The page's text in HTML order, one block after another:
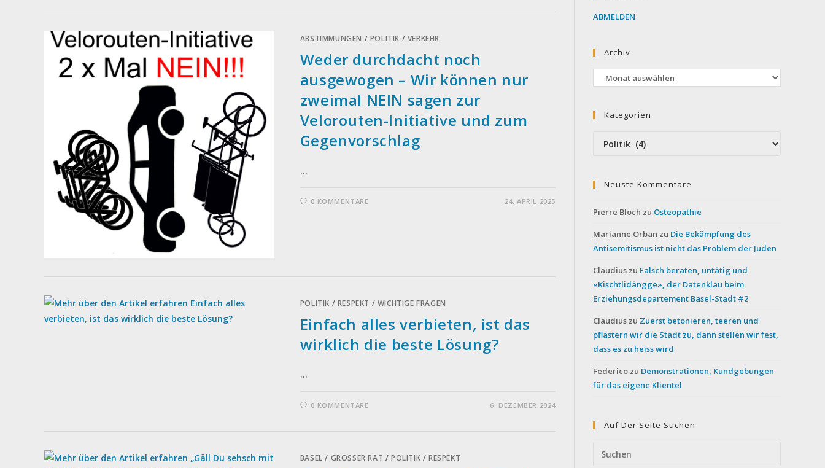
ABSTIMMUNGEN / POLITIK / VERKEHR
Weder durchdacht noch
ausgewogen – Wir können nur
zweimal NEIN sagen zur
Velorouten-Initiative und zum
Gegenvorschlag
…
0 KOMMENTARE 24. APRIL 2025
POLITIK / RESPEKT / WICHTIGE FRAGEN
Einfach alles verbieten, ist das
wirklich die beste Lösung?
…
0 KOMMENTARE 6. DEZEMBER 2024
BASEL / GROSSER RAT /POLITIK /RESPEKT
ABMELDEN
Archiv
Archiv
Kategorien
Kategorien
Neuste Kommentare
Pierre Bloch zu Osteopathie
Marianne Orban zu Die Bekämpfung des
Antisemitismus ist nicht das Problem der Juden
Claudius zu Falsch beraten, untätig und
«Kischtlidängge», der Datenklau beim
Erziehungsdepartement Basel-Stadt #2
Claudius zu Zuerst betonieren, teeren und
pflastern wir die Stadt zu, dann stellen wir fest,
dass es zu heiss wird
Federico zu Demonstrationen, Kundgebungen
für das eigene Klientel
Auf Der Seite Suchen